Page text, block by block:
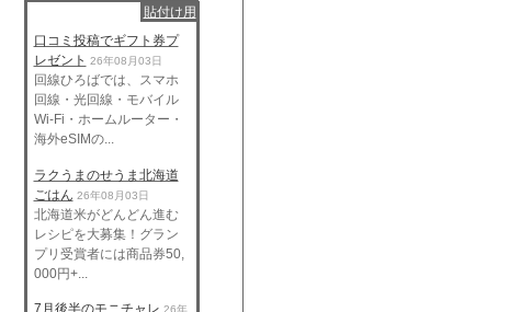
貼付け用
口コミ投稿でギフト券プ
レゼント 26年08月03日
回線ひろばでは、スマホ
回線・光回線・モバイル
Wi-Fi・ホームルーター・
海外eSIMの...
ラクうまのせうま北海道
ごはん 26年08月03日
北海道米がどんどん進む
レシピを大募集！グラン
プリ受賞者には商品券50,
000円+...
7月後半のモニチャレ 26年